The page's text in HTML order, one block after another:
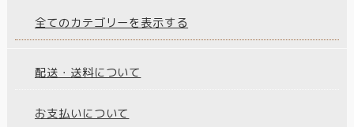
全てのカテゴリーを表示する
配送・送料について
お支払いについて